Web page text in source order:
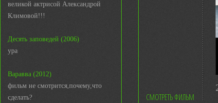
великой актрисой Александрой
Климовой!!!
Десять заповедей (2006)
ура
Варавва (2012)
фильм не смотрится,почему,что
сделать?
СМОТРЕТЬ ФИЛЬМ